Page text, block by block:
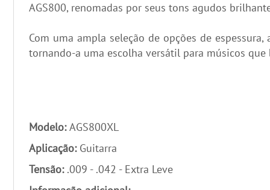
AGS800, renomadas por seus tons agudos
Com uma ampla seleção de opções de
tornando-a uma escolha versátil para músicos
Modelo:AGS800XL
Aplicação: Guitarra
Tensão: .009 - .042 - Extra Leve